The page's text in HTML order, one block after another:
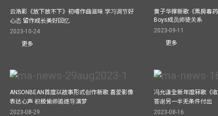
云浩影《放下放不下》初嚐作曲滋味 学习调节好
心态 留作成长美好回忆
2023-10-24
更多
黄子华撑新歌《票房毒
Boys成员师徒关系
2023-09-11
更多
ANSONBEAN首度以故事形式创作新歌 喜爱影像
表达心声 积极偷师追逐导演梦
2023-08-29
冯允谦全新年度冧歌《
答谢另一半无条件付出
2023-08-16